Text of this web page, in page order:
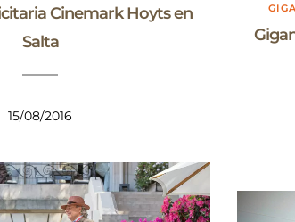
Cinemark Hoyts en
Salta
15/08/2016